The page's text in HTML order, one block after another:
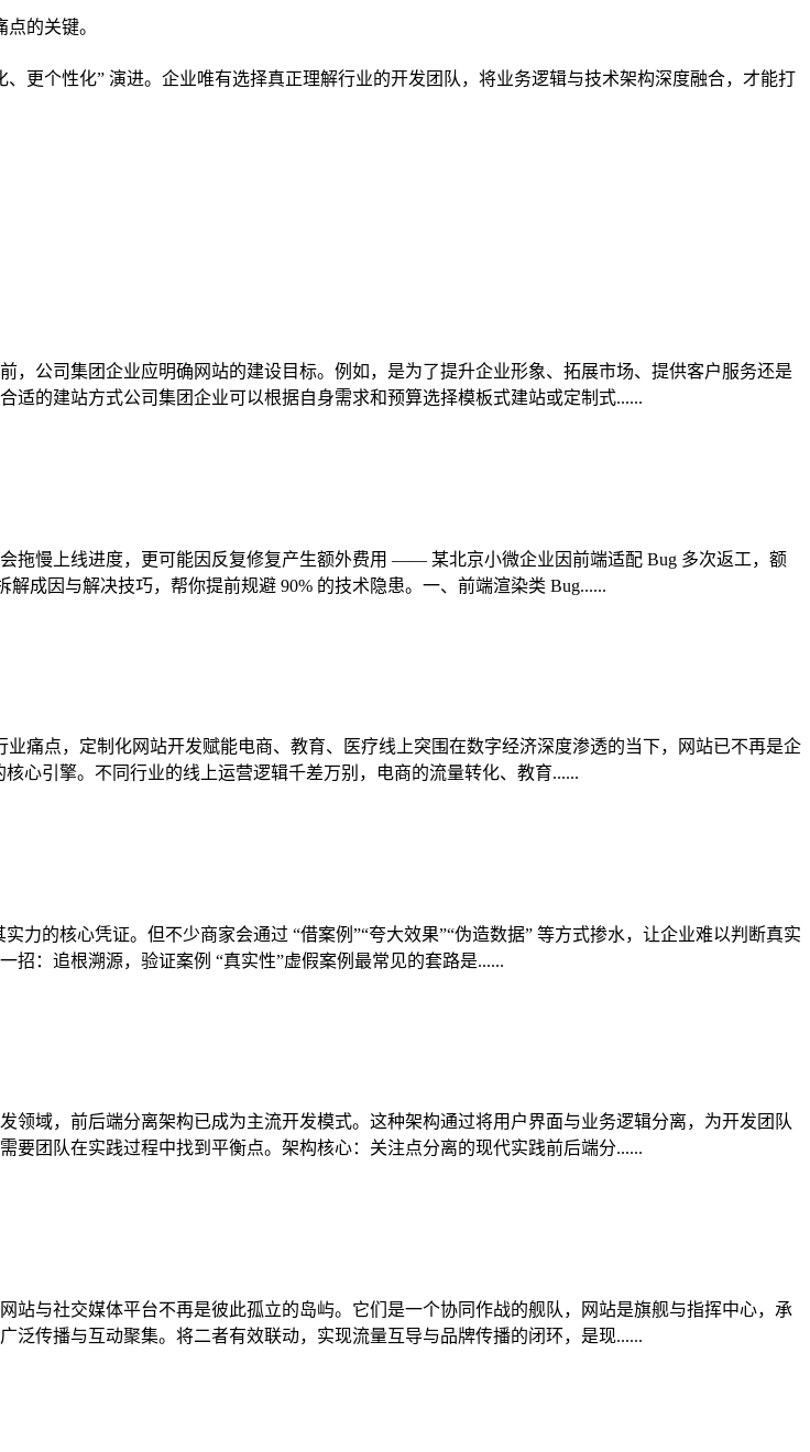
的关键。
更个性化” 演进。企业唯有选择真正理解行业的开发团队，将业务逻辑与技术架构深度融合，才能打
公司集团企业应明确网站的建设目标。例如，是为了提升企业形象、拓展市场、提供客户服务还是
的建站方式公司集团企业可以根据自身需求和预算选择模板式建站或定制式......
拖慢上线进度，更可能因反复修复产生额外费用 —— 某北京小微企业因前端适配 Bug 多次返工，额
成因与解决技巧，帮你提前规避 90% 的技术隐患。一、前端渲染类 Bug......
痛点，定制化网站开发赋能电商、教育、医疗线上突围在数字经济深度渗透的当下，网站已不再是企
心引擎。不同行业的线上运营逻辑千差万别，电商的流量转化、教育......
力的核心凭证。但不少商家会通过 “借案例”“夸大效果”“伪造数据” 等方式掺水，让企业难以判断真实
：追根溯源，验证案例 “真实性”虚假案例最常见的套路是......
域，前后端分离架构已成为主流开发模式。这种架构通过将用户界面与业务逻辑分离，为开发团队
团队在实践过程中找到平衡点。架构核心：关注点分离的现代实践前后端分......
站与社交媒体平台不再是彼此孤立的岛屿。它们是一个协同作战的舰队，网站是旗舰与指挥中心，承
传播与互动聚集。将二者有效联动，实现流量互导与品牌传播的闭环，是现......